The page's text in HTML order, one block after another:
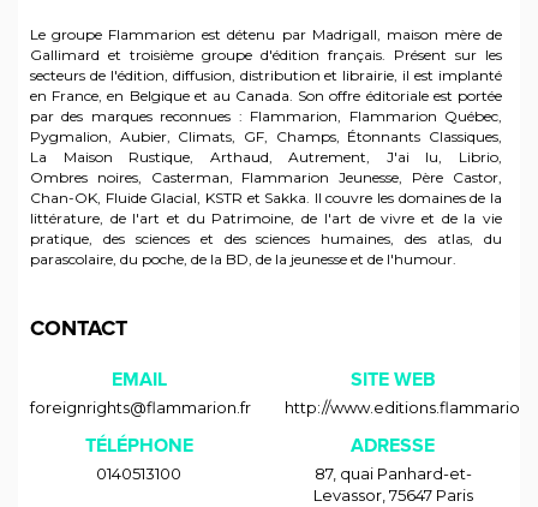
Le groupe Flammarion est détenu par Madrigall, maison mère de
Gallimard et troisième groupe d'édition français. Présent sur les
secteurs de l'édition, diffusion, distribution et librairie, il est implanté
en France, en Belgique et au Canada. Son offre éditoriale est portée
par des marques reconnues : Flammarion, Flammarion Québec,
Pygmalion, Aubier, Climats, GF, Champs, Étonnants Classiques,
La Maison Rustique, Arthaud, Autrement, J'ai lu, Librio,
Ombres noires, Casterman, Flammarion Jeunesse, Père Castor,
Chan-OK, Fluide Glacial, KSTR et Sakka. Il couvre les domaines de la
littérature, de l'art et du Patrimoine, de l'art de vivre et de la vie
pratique, des sciences et des sciences humaines, des atlas, du
parascolaire, du poche, de la BD, de la jeunesse et de l'humour.
CONTACT
EMAIL
foreignrights@flammarion.fr
SITE WEB
http://
TÉLÉPHONE
0140513100
ADRESSE
87, quai Panhard-et-
Levassor, 75647 Paris